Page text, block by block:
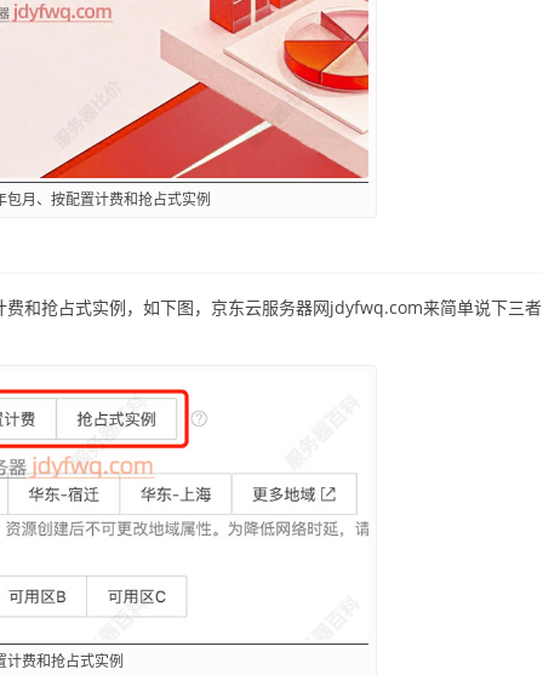
月、按配置计费和抢占式实例
和抢占式实例，如下图，京东云服务器网jdyfwq.com来简单说下三者
计费和抢占式实例